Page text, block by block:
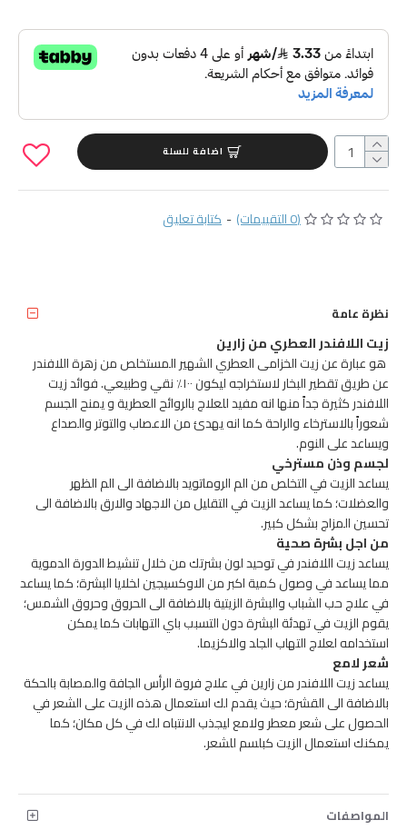
(0 التقييمات) - كتابة تعليق
اضافة للسلة
نظرة عامة
زيت اللافندر العطري من زارين
هو عبارة عن زيت الخزامى العطري الشهير المستخلص من زهرة اللافندر
عن طريق تقطير البخار لاستخراجه ليكون ١٠٠٪ نقي وطبيعي. فوائد زيت
اللافندر كثيرة جداً منها انه مفيد للعلاج بالروائح العطرية و يمنح الجسم
شعوراً بالاسترخاء والراحة كما انه يهدئ من الاعصاب والتوتر والصداع
ويساعد على النوم.
لجسم وذن مسترخي
يساعد الزيت في التخلص من الم الروماتويد بالاضافة الى الم الظهر
والعضلات؛ كما يساعد الزيت في التقليل من الاجهاد والارق بالاضافة الى
تحسين المزاج بشكل كبير.
من اجل بشرة صحية
يساعد زيت اللافندر في توحيد لون بشرتك من خلال تنشيط الدورة الدموية
مما يساعد في وصول كمية اكبر من الاوكسيجين لخلايا البشرة؛ كما يساعد
في علاج حب الشباب والبشرة الزيتية بالاضافة الى الحروق وحروق الشمس؛
يقوم الزيت في تهدئة البشرة دون التسبب باي التهابات كما يمكن
استخدامه لعلاج التهاب الجلد والاكزيما.
شعر لامع
يساعد زيت اللافندر من زارين في علاج فروة الرأس الجافة والمصابة بالحكة
بالاضافة الى القشرة؛ حيث يقدم لك استعمال هذه الزيت على الشعر في
الحصول على شعر معطر ولامع ليجذب الانتباه لك في كل مكان؛ كما
يمكنك استعمال الزيت كبلسم للشعر.
المواصفات